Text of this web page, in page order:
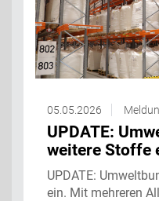
05.05.2026
UPDATE:
weitere Stoffe
UPDATE:
ein. Mit mehreren